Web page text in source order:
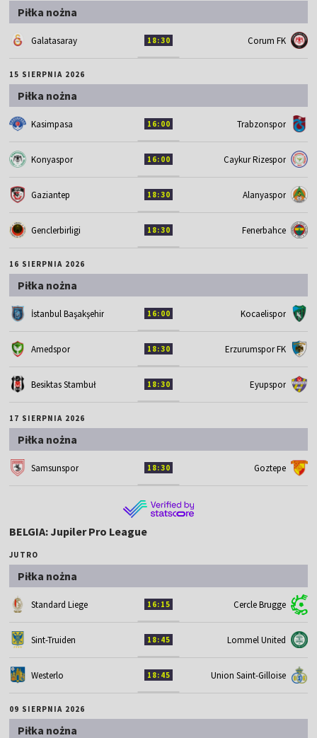
Piłka nożna
Galatasaray 18:30 Corum FK
15 SIERPNIA 2026
Piłka nożna
Kasimpasa 16:00 Trabzonspor
Konyaspor 16:00 Caykur Rizespor
Gaziantep 18:30 Alanyaspor
Genclerbirligi 18:30 Fenerbahce
16 SIERPNIA 2026
Piłka nożna
İstanbul Başakşehir 16:00 Kocaelispor
Amedspor 18:30 Erzurumspor FK
Besiktas Stambuł 18:30 Eyupspor
17 SIERPNIA 2026
Piłka nożna
Samsunspor 18:30 Goztepe
BELGIA: Jupiler Pro League
JUTRO
Piłka nożna
Standard Liege 16:15 Cercle Brugge
Sint-Truiden 18:45 Lommel United
Westerlo 18:45 Union Saint-Gilloise
09 SIERPNIA 2026
Piłka nożna